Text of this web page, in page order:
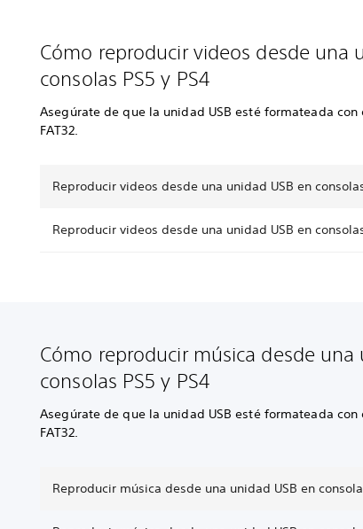
Cómo reproducir videos desde una
consolas PS5 y PS4
Asegúrate de que la unidad USB esté formateada con
FAT32.
Reproducir videos desde una unidad USB en
Reproducir videos desde una unidad USB en
Cómo reproducir música desde una
consolas PS5 y PS4
Asegúrate de que la unidad USB esté formateada con
FAT32.
Reproducir música desde una unidad USB en